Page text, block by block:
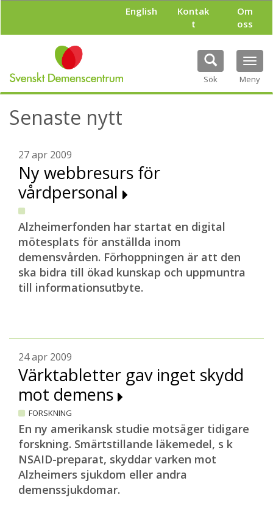
l
English
Kontak
t
Om
oss
Sök Meny
Senaste nytt
27 apr 2009
Ny webbresurs för
vårdpersonal
Alzheimerfonden har startat en digital
mötesplats för anställda inom
demensvården. Förhoppningen är att den
ska bidra till ökad kunskap och uppmuntra
till informationsutbyte.
24 apr 2009
Värktabletter gav inget skydd
mot demens
FORSKNING
En ny amerikansk studie motsäger tidigare
forskning. Smärtstillande läkemedel, s k
NSAID-preparat, skyddar varken mot
Alzheimers sjukdom eller andra
demenssjukdomar.